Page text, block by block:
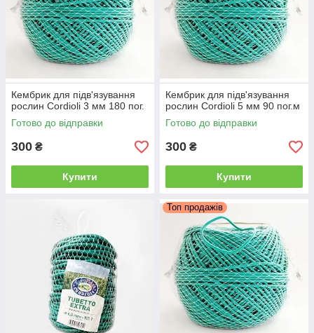
Кембрик для підв'язування
рослин Cordioli 3 мм 180 пог.
Готово до відправки
300 ₴
Купити
Кембрик для підв'язування
рослин Cordioli 5 мм 90 пог.м
Готово до відправки
300 ₴
Купити
Топ продажів